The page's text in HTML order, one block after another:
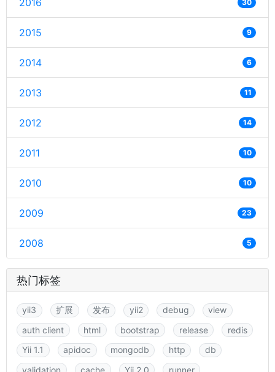
2016 30
2015 9
2014 6
2013 11
2012 14
2011 10
2010 10
2009 23
2008 5
热门标签
yii3 扩展 发布 yii2 debug
view
auth client
html bootstrap release
redis
Yii 1.1
apidoc mongodb http
db
validation
cache Yii 2.0 runner